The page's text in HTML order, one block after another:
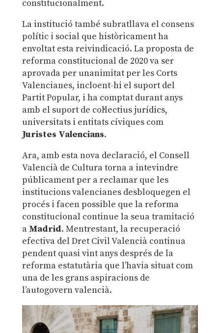
constitucionalment.
La institució també subratllava el consens
polític i social que històricament ha
envoltat esta reivindicació. La proposta de
reforma constitucional de 2020 va ser
aprovada per unanimitat per les Corts
Valencianes, incloent-hi el suport del
Partit Popular, i ha comptat durant anys
amb el suport de col·lectius jurídics,
universitats i entitats cíviques com
Juristes Valencians.
Ara, amb esta nova declaració, el Consell
Valencià de Cultura torna a intevindre
públicament per a reclamar que les
institucions valencianes desbloquegen el
procés i facen possible que la reforma
constitucional continue la seua tramitació
a Madrid. Mentrestant, la recuperació
efectiva del Dret Civil Valencià continua
pendent quasi vint anys després de la
reforma estatutària que l’havia situat com
una de les grans aspiracions de
l’autogovern valencià.